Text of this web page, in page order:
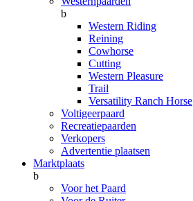
b
Western Riding
Reining
Cowhorse
Cutting
Western Pleasure
Trail
Versatility Ranch Horse
Voltigeerpaard
Recreatiepaarden
Verkopers
Advertentie plaatsen
Marktplaats
b
Voor het Paard